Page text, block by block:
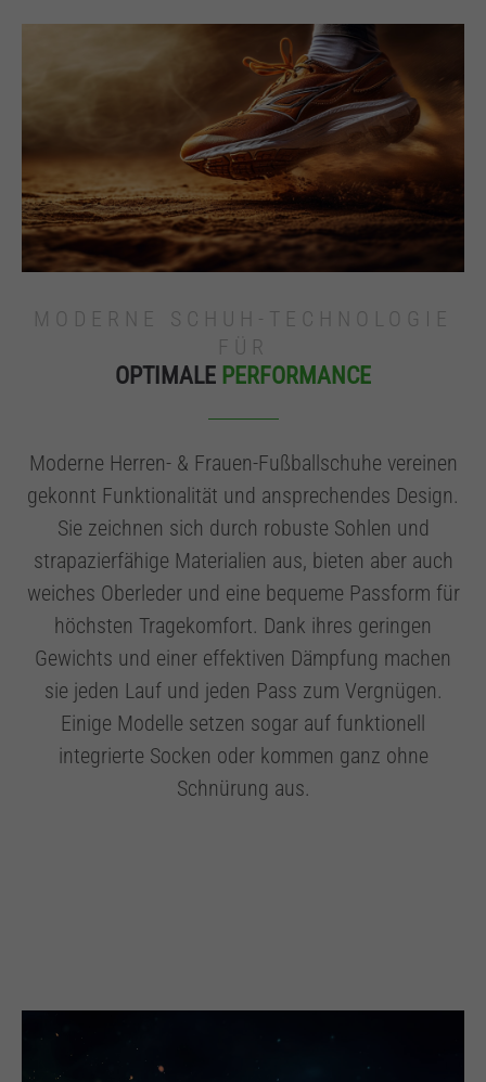
MODERNE SCHUH-TECHNOLOGIE
FÜR
OPTIMALE PERFORMANCE
Moderne Herren- & Frauen-Fußballschuhe vereinen
gekonnt Funktionalität und ansprechendes Design.
Sie zeichnen sich durch robuste Sohlen und
strapazierfähige Materialien aus, bieten aber auch
weiches Oberleder und eine bequeme Passform für
höchsten Tragekomfort. Dank ihres geringen
Gewichts und einer effektiven Dämpfung machen
sie jeden Lauf und jeden Pass zum Vergnügen.
Einige Modelle setzen sogar auf funktionell
integrierte Socken oder kommen ganz ohne
Schnürung aus.